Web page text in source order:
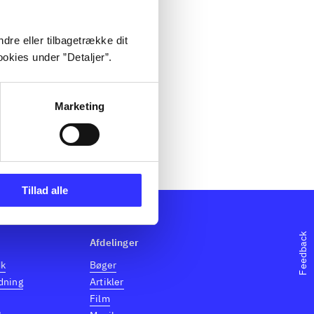
eller tilbagetrække dit
under ”Detaljer”.
Marketing
Tillad alle
Feedback
Afdelinger
Bøger
Artikler
Film